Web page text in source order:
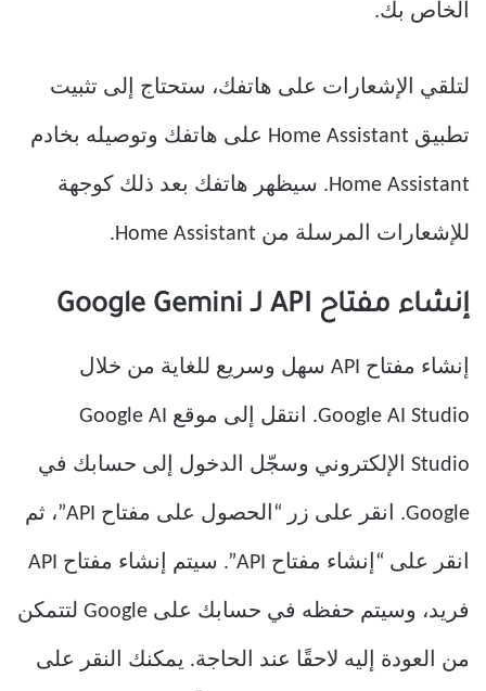
الخاص بك.
لتلقي الإشعارات على هاتفك، ستحتاج إلى تثبيت
تطبيق Home Assistant على هاتفك وتوصيله بخادم
Home Assistant. سيظهر هاتفك بعد ذلك كوجهة
للإشعارات المرسلة من Home Assistant.
إنشاء مفتاح API لـ Google Gemini
إنشاء مفتاح API سهل وسريع للغاية من خلال
Google AI Studio. انتقل إلى موقع Google AI
Studio الإلكتروني وسجّل الدخول إلى حسابك في
Google. انقر على زر “الحصول على مفتاح API”، ثم
انقر على “إنشاء مفتاح API”. سيتم إنشاء مفتاح API
فريد، وسيتم حفظه في حسابك على Google لتتمكن
من العودة إليه لاحقًا عند الحاجة. يمكنك النقر على